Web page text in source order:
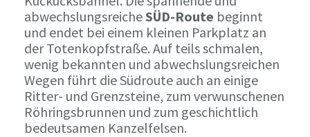
abwechslungsreicheSÜD-Route beginnt
und endet bei einem kleinen Parkplatz an
der Totenkopfstraße. Auf teils schmalen,
wenig bekannten und abwechslungsreichen
Wegen führt die Südroute auch an einige
Ritter- und Grenzsteine, zum verwunschenen
Röhringsbrunnen und zum geschichtlich
bedeutsamen Kanzelfelsen.